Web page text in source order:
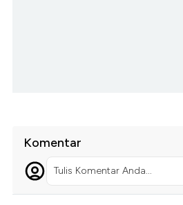
Komentar
Tulis Komentar Anda...